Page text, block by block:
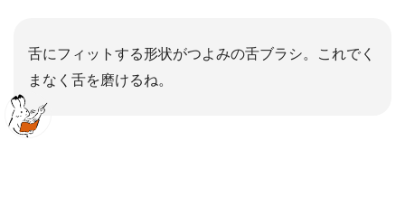
舌にフィットする形状がつよみの舌ブラシ。これでく
まなく舌を磨けるね。